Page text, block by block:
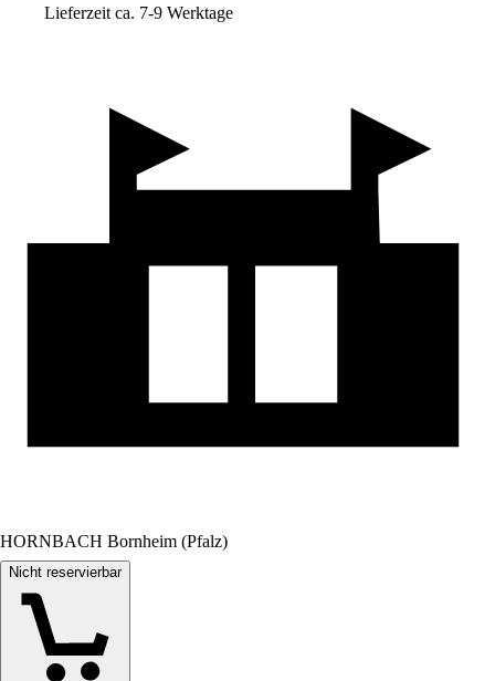
Lieferzeit ca. 7-9 Werktage
HORNBACH Bornheim (Pfalz)
Nicht reservierbar